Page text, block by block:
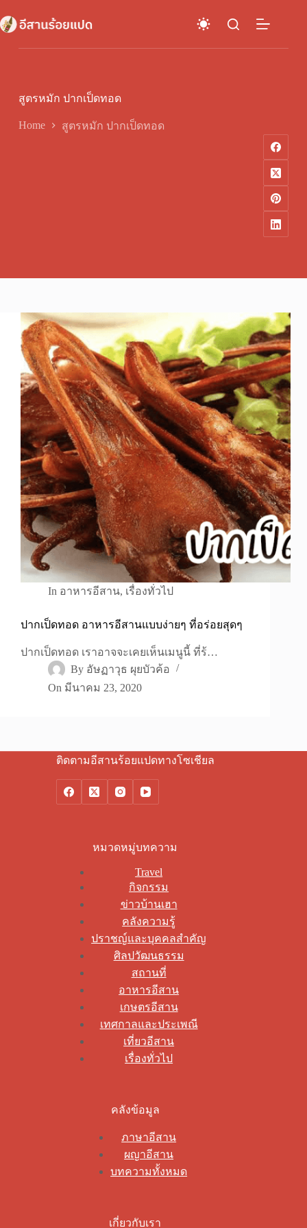
to
content
สูตรหมัก ปากเป็ดทอด
Home สูตรหมัก ปากเป็ดทอด
In อาหารอีสาน, เรื่องทั่วไป
ปากเป็ดทอด อาหารอีสานแบบง่ายๆ ที่อร่อยสุดๆ
ปากเป็ดทอด เราอาจจะเคยเห็นเมนูนี้ ที่ร้…
By อัษฏาวุธ ผุยบัวค้อ
On มีนาคม 23, 2020
ติดตามอีสานร้อยแปดทางโซเชียล
หมวดหมู่บทความ
Travel
กิจกรรม
ข่าวบ้านเฮา
คลังความรู้
ปราชญ์และบุคคลสำคัญ
ศิลปวัฒนธรรม
สถานที่
อาหารอีสาน
เกษตรอีสาน
เทศกาลและประเพณี
เที่ยวอีสาน
เรื่องทั่วไป
คลังข้อมูล
ภาษาอีสาน
ผญาอีสาน
บทความทั้งหมด
เกี่ยวกับเรา